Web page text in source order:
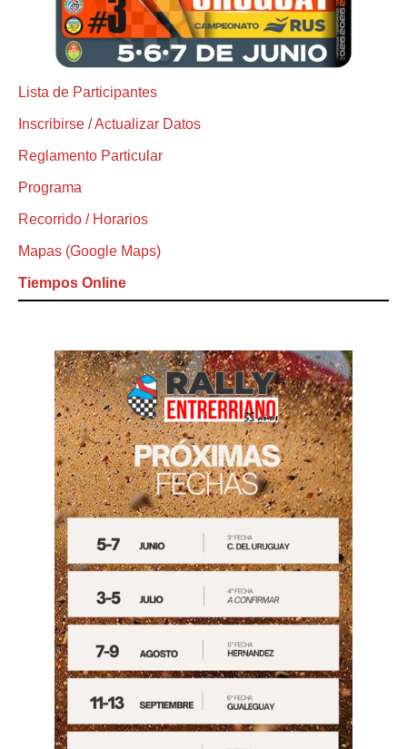
Lista de Participantes
Inscribirse / Actualizar Datos
Reglamento Particular
Programa
Recorrido / Horarios
Mapas (Google Maps)
Tiempos Online